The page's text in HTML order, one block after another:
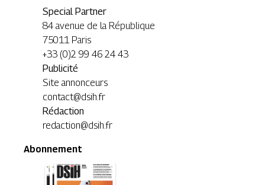
Special Partner
84 avenue de la République
75011 Paris
+33 (0)2 99 46 24 43
Publicité
Site annonceurs
contact@dsih.fr
Rédaction
redaction@dsih.fr
Abonnement